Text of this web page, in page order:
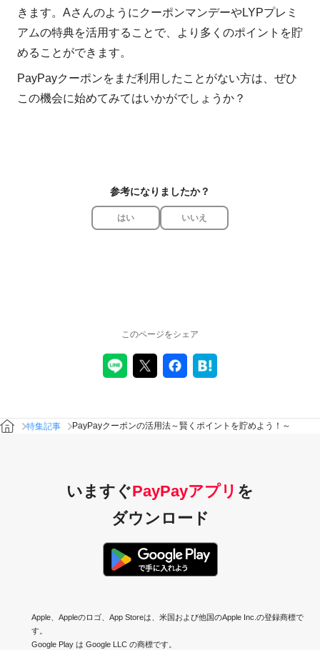
きます。AさんのようにクーポンマンデーやLYPプレミ
アムの特典を活用することで、より多くのポイントを貯
めることができます。
PayPayクーポンをまだ利用したことがない方は、ぜひ
この機会に始めてみてはいかがでしょうか？
参考になりましたか？
はい いいえ
このページをシェア
特集記事 PayPayクーポンの活用法～賢くポイントを貯めよう！～
いますぐPayPayアプリ を
ダウンロード
Apple、Appleのロゴ、App Storeは、米国および他国のApple Inc.の登録商標で
す。
Google Play は Google LLC の商標です。